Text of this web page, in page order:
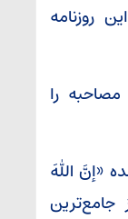
روزنامه
را
نحل آمده «إنَّ اللهَ
جامع‌ترین